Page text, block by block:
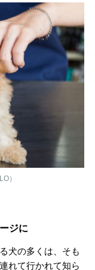
）
ジに
犬の多くは、そも
れて行かれて知ら